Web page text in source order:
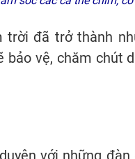
trời đã trở thành
bảo vệ, chăm